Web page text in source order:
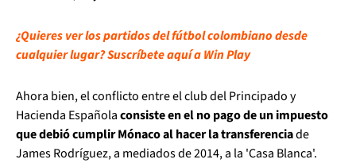
¿Quieres ver los partidos del fútbol colombiano desde
cualquier lugar? Suscríbete aquí a Win Play
Ahora bien, el conflicto entre el club del Principado y
Hacienda Españolaconsiste en el no pago de un impuesto
que debió cumplir Mónaco al hacer la transferenciade
James Rodríguez, a mediados de 2014, a la 'Casa Blanca'.